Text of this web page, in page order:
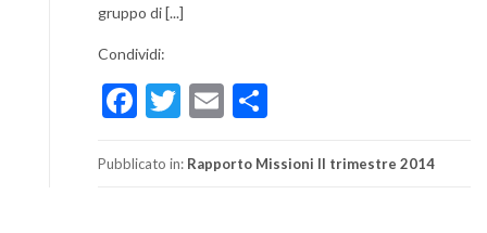
gruppo di [...]
Condividi:
Facebook
Twitter
Email
Pubblicato in: Rapporto Missioni II trimestre 2014